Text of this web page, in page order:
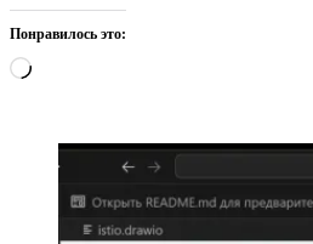
Понравилось это:
Загрузка…